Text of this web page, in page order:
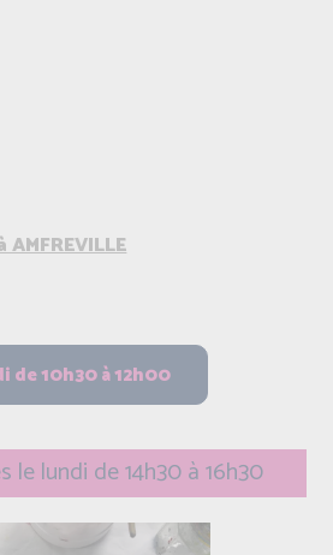
le lundi de 14h30 à 16h30